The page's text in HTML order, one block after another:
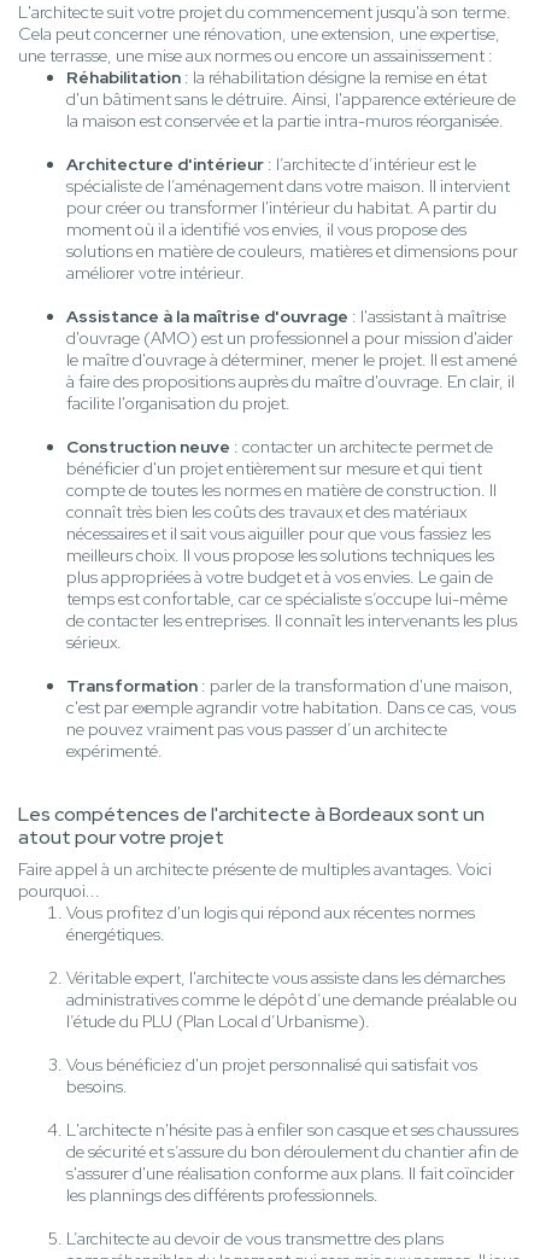
L'architecte suit votre projet du commencement jusqu'à son terme.
Cela peut concerner une rénovation, une extension, une expertise,
une terrasse, une mise aux normes ou encore un assainissement :
Réhabilitation : la réhabilitation désigne la remise en état
d'un bâtiment sans le détruire. Ainsi, l'apparence extérieure de
la maison est conservée et la partie intra-muros réorganisée.
Architecture d'intérieur : l’architecte d’intérieur est le
spécialiste de l’aménagement dans votre maison. Il intervient
pour créer ou transformer l'intérieur du habitat. A partir du
moment où il a identifié vos envies, il vous propose des
solutions en matière de couleurs, matières et dimensions pour
améliorer votre intérieur.
Assistance à la maîtrise d'ouvrage : l'assistant à maîtrise
d'ouvrage (AMO) est un professionnel a pour mission d'aider
le maître d'ouvrage à déterminer, mener le projet. Il est amené
à faire des propositions auprès du maître d'ouvrage. En clair, il
facilite l'organisation du projet.
Construction neuve : contacter un architecte permet de
bénéficier d'un projet entièrement sur mesure et qui tient
compte de toutes les normes en matière de construction. Il
connaît très bien les coûts des travaux et des matériaux
nécessaires et il sait vous aiguiller pour que vous fassiez les
meilleurs choix. Il vous propose les solutions techniques les
plus appropriées à votre budget et à vos envies. Le gain de
temps est confortable, car ce spécialiste s’occupe lui-même
de contacter les entreprises. Il connaît les intervenants les plus
sérieux.
Transformation : parler de la transformation d'une maison,
c'est par exemple agrandir votre habitation. Dans ce cas, vous
ne pouvez vraiment pas vous passer d’un architecte
expérimenté.
Les compétences de l'architecte à Bordeaux sont un
atout pour votre projet
Faire appel à un architecte présente de multiples avantages. Voici
pourquoi...
Vous profitez d'un logis qui répond aux récentes normes
énergétiques.
Véritable expert, l'architecte vous assiste dans les démarches
administratives comme le dépôt d’une demande préalable ou
l’étude du PLU (Plan Local d’Urbanisme).
Vous bénéficiez d'un projet personnalisé qui satisfait vos
besoins.
L'architecte n'hésite pas à enfiler son casque et ses chaussures
de sécurité et s’assure du bon déroulement du chantier afin de
s'assurer d'une réalisation conforme aux plans. Il fait coïncider
les plannings des différents professionnels.
L’architecte au devoir de vous transmettre des plans